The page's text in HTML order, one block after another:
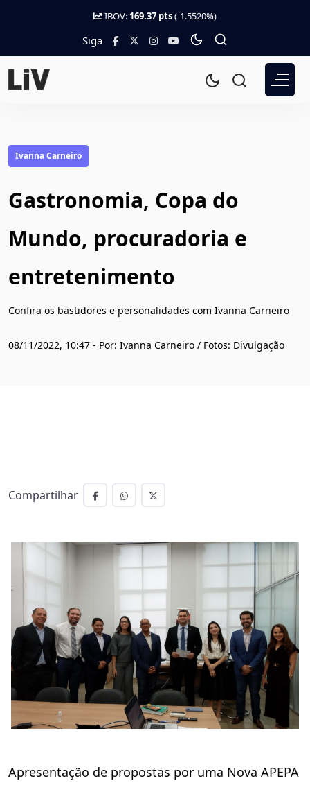
IBOV: 169.37 pts(-1.5520%)
Siga
Ivanna Carneiro
Gastronomia, Copa do
Mundo, procuradoria e
entretenimento
Confira os bastidores e personalidades com Ivanna Carneiro
08/11/2022, 10:47 - Por: Ivanna Carneiro / Fotos: Divulgação
Compartilhar
Apresentação de propostas por uma Nova APEPA